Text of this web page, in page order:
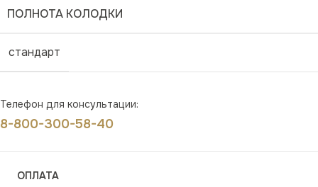
ПОЛНОТА КОЛОДКИ
стандарт
Телефон для консультации:
8-800-300-58-40
ОПЛАТА